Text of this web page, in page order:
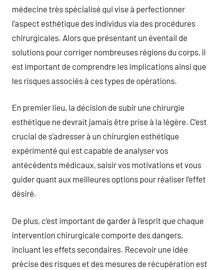
médecine très spécialisé qui vise à perfectionner
l’aspect esthétique des individus via des procédures
chirurgicales. Alors que présentant un éventail de
solutions pour corriger nombreuses régions du corps, il
est important de comprendre les implications ainsi que
les risques associés à ces types de opérations.
En premier lieu, la décision de subir une chirurgie
esthétique ne devrait jamais être prise à la légère. C’est
crucial de s’adresser à un chirurgien esthétique
expérimenté qui est capable de analyser vos
antécédents médicaux, saisir vos motivations et vous
guider quant aux meilleures options pour réaliser l’effet
désiré.
De plus, c’est important de garder à l’esprit que chaque
intervention chirurgicale comporte des dangers,
incluant les effets secondaires. Recevoir une idée
précise des risques et des mesures de récupération est